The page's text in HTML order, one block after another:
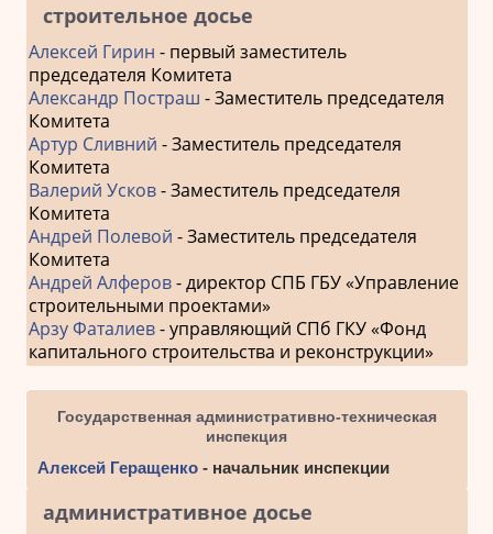
строительное досье
Алексей Гирин - первый заместитель
председателя Комитета
Александр Постраш - Заместитель председателя
Комитета
Артур Сливний - Заместитель председателя
Комитета
Валерий Усков- Заместитель председателя
Комитета
Андрей Полевой - Заместитель председателя
Комитета
Андрей Алферов- директор СПБ ГБУ «Управление
строительными проектами»
Арзу Фаталиев- управляющий СПб ГКУ «Фонд
капитального строительства и реконструкции»
Государственная административно-техническая
инспекция
Алексей Геращенко- начальник инспекции
административное досье